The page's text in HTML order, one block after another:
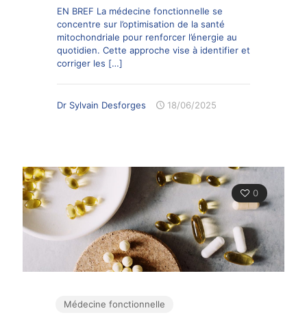
EN BREF La médecine fonctionnelle se
concentre sur l’optimisation de la santé
mitochondriale pour renforcer l’énergie au
quotidien. Cette approche vise à identifier et
corriger les […]
Dr Sylvain Desforges 18/06/2025
0
Médecine fonctionnelle